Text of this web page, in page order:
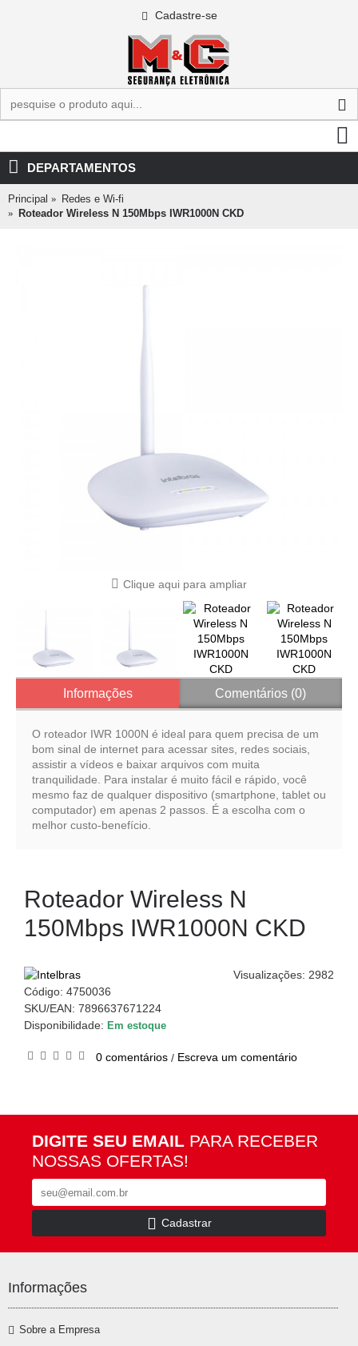
Cadastre-se
DEPARTAMENTOS
Principal
Redes e Wi-fi
Roteador Wireless N 150Mbps IWR1000N CKD
Clique aqui para ampliar
Informações Comentários (0)
O roteador IWR 1000N é ideal para quem precisa de um
bom sinal de internet para acessar sites, redes sociais,
assistir a vídeos e baixar arquivos com muita
tranquilidade. Para instalar é muito fácil e rápido, você
mesmo faz de qualquer dispositivo (smartphone, tablet ou
computador) em apenas 2 passos. É a escolha com o
melhor custo-benefício.
Roteador Wireless N
150Mbps IWR1000N CKD
Visualizações: 2982
Código: 4750036
SKU/EAN: 7896637671224
Disponibilidade: Em estoque
0 comentários / Escreva um comentário
DIGITE SEU EMAIL PARA RECEBER
NOSSAS OFERTAS!
Cadastrar
Informações
Sobre a Empresa